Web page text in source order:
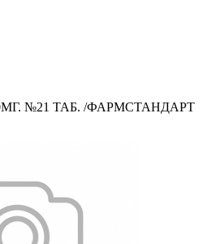
№21 ТАБ. /ФАРМСТАНДАРТ